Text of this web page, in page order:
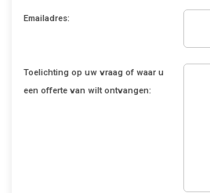
Emailadres:
Toelichting op uw vraag of waar u
een offerte van wilt ontvangen: